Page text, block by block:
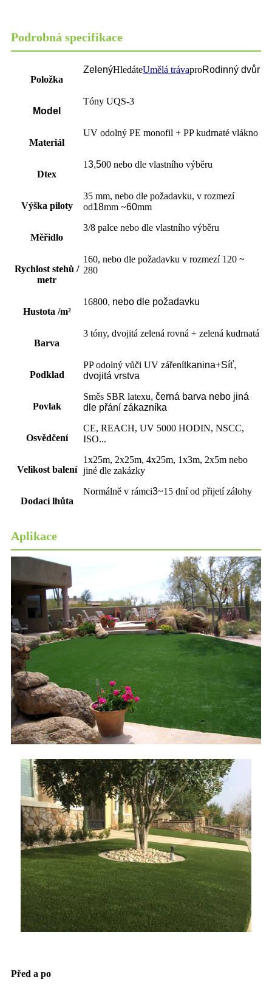
Podrobná specifikace
Položka
ZelenýHledáteUmělá trávaproRodinný dvůr
Model
Tóny UQS-3
Materiál
UV odolný PE monofil + PP kudrnaté vlákno
Dtex
13,500 nebo dle vlastního výběru
Výška piloty
35 mm, nebo dle požadavku, v rozmezí
od18mm ~60mm
Měřidlo
3/8 palce nebo dle vlastního výběru
Rychlost stehů /
metr
160, nebo dle požadavku v rozmezí 120 ~
280
Hustota /m²
16800, nebo dle požadavku
Barva
3 tóny, dvojitá zelená rovná + zelená kudrnatá
Podklad
PP odolný vůči UV zářenítkanina+Síť,
dvojitá vrstva
Povlak
Směs SBR latexu, černá barva nebo jiná
dle přání zákazníka
Osvědčení
CE, REACH, UV 5000 HODIN, NSCC,
ISO...
Velikost balení
1x25m, 2x25m, 4x25m, 1x3m, 2x5m nebo
jiné dle zakázky
Dodací lhůta
Normálně v rámci3~15 dní od přijetí zálohy
Aplikace
Před a po